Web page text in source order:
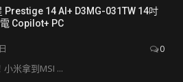
Prestige 14 AI+ D3MG-031TW 14吋
Copilot+ PC
0
米拿到MSI ...